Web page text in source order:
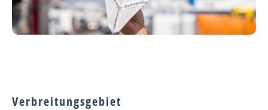
Verbreitungsgebiet